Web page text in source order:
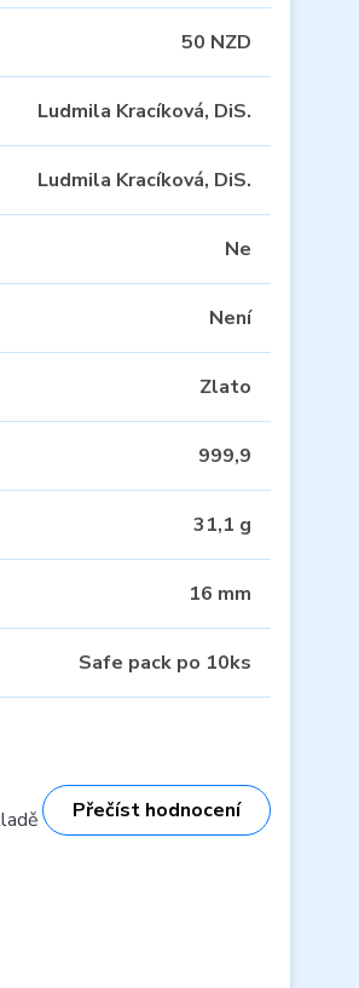
50 NZD
Ludmila Kracíková, DiS.
Ludmila Kracíková, DiS.
Ne
Není
Zlato
999,9
31,1 g
16 mm
Safe pack po 10ks
Přečíst hodnocení